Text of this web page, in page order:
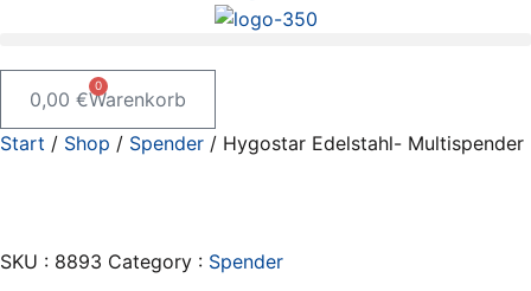
0,00 €
0
Warenkorb
Start / Shop / Spender / Hygostar Edelstahl- Multispender
SKU : 8893 Category : Spender